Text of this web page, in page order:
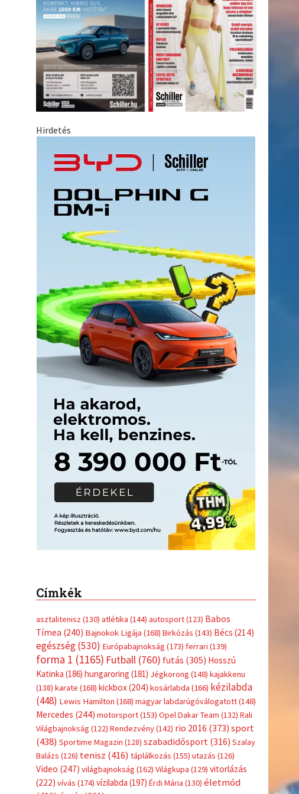
Hirdetés
Címkék
asztalitenisz (130) atlétika (144) autosport(123) Babos
Tímea (240) Bajnokok Ligája (168) Birkózás (143) Bécs (214)
egészség(530) Európabajnokság (173) ferrari (139)
forma 1 (1165) Futball(760) futás (305) Hosszú
Katinka (186) hungaroring (181) Jégkorong (148) kajakkenu
(138) karate (168) kickbox(204) kosárlabda (166) kézilabda
(448) Lewis Hamilton (168) magyar labdarúgóválogatott(148)
Mercedes (244) motorsport(153) Opel Dakar Team (132) Rali
Világbajnokság (122) Rendezvény(142) rio 2016 (373) sport
(438) Sportime Magazin (128) szabadidősport (316) Szalay
Balázs (126) tenisz (416) táplálkozás (155) utazás (126)
Video (247) világbajnokság (162) Világkupa (129) vitorlázás
(222) vívás (174) vízilabda (197) Érdi Mária (130) életmód